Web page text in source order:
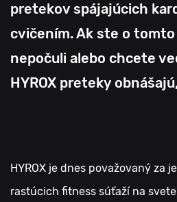
pretekov spájajúcich
cvičením. Ak ste o
nepočuli alebo chcete
HYROX preteky
HYROX je dnes považovaný za
rastúcich fitness súťaží na